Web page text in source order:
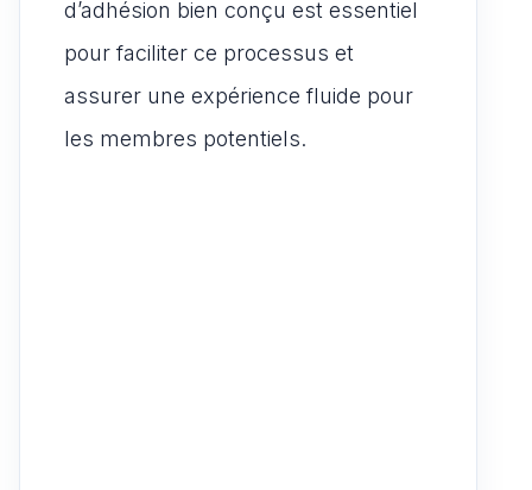
d’adhésion bien conçu est essentiel
pour faciliter ce processus et
assurer une expérience fluide pour
les membres potentiels.